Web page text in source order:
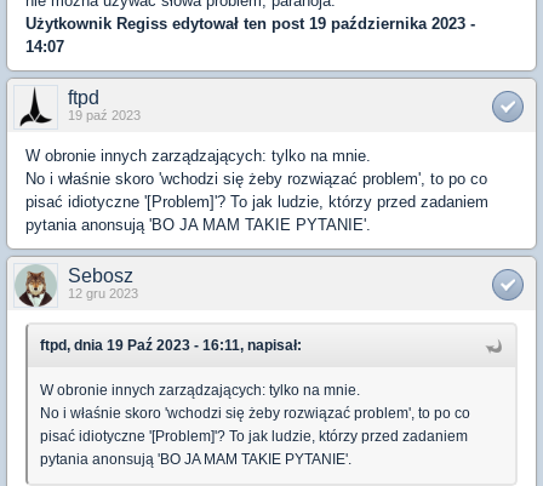
Użytkownik Regiss edytował ten post 19 października 2023 -
14:07
ftpd
19 paź 2023
W obronie innych zarządzających: tylko na mnie.
No i właśnie skoro 'wchodzi się żeby rozwiązać problem', to po co
pisać idiotyczne '[Problem]'? To jak ludzie, którzy przed zadaniem
pytania anonsują 'BO JA MAM TAKIE PYTANIE'.
Sebosz
12 gru 2023
ftpd, dnia 19 Paź 2023 - 16:11, napisał:
W obronie innych zarządzających: tylko na mnie.
No i właśnie skoro 'wchodzi się żeby rozwiązać problem', to po co
pisać idiotyczne '[Problem]'? To jak ludzie, którzy przed zadaniem
pytania anonsują 'BO JA MAM TAKIE PYTANIE'.